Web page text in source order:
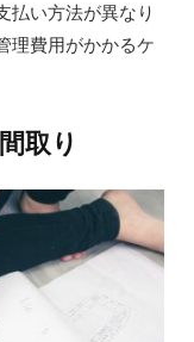
払い方法が異なり
理費用がかかるケ
取り